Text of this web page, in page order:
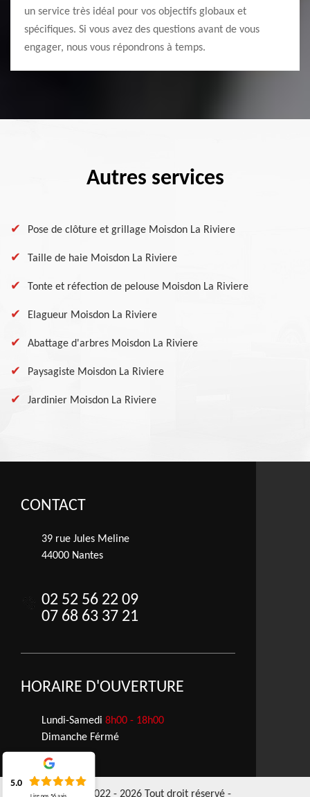
un service très idéal pour vos objectifs globaux et
spécifiques. Si vous avez des questions avant de vous
engager, nous vous répondrons à temps.
Autres services
Pose de clôture et grillage Moisdon La Riviere
Taille de haie Moisdon La Riviere
Tonte et réfection de pelouse Moisdon La Riviere
Elagueur Moisdon La Riviere
Abattage d'arbres Moisdon La Riviere
Paysagiste Moisdon La Riviere
Jardinier Moisdon La Riviere
CONTACT
39 rue Jules Meline
44000 Nantes
02 52 56 22 09
07 68 63 37 21
HORAIRE D'OUVERTURE
Lundi-Samedi 8h00 - 18h00
Dimanche Férmé
©2022 - 2026 Tout droit réservé -
5.0